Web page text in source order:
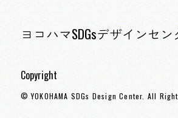
ヨコハマSDGsデザインセン
Copyright
© YOKOHAMA SDGs Design Center. All